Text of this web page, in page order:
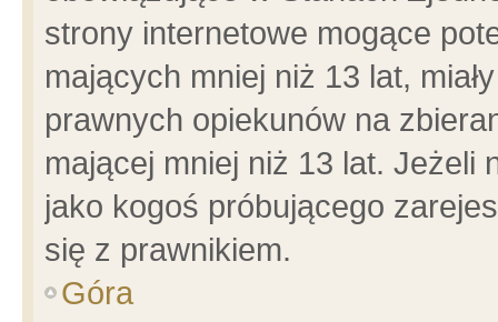
strony internetowe mogące
mających mniej niż 13 lat,
prawnych opiekunów na
mającej mniej niż 13 lat. Jeżeli
jako kogoś próbującego
się z prawnikiem.
Góra